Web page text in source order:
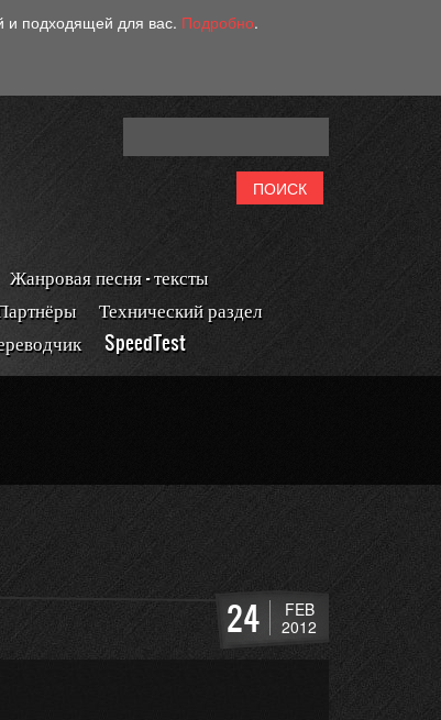
и подходящей для вас. Подробно.
Жанровая песня - тексты
Технический раздел
SpeedTest
24
FEB
2012